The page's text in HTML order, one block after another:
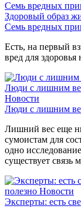
Семь вредных
Здоровый образ
Семь вредных
Есть, на первый
вред для здоровья
Люди с лишним
Новости
Люди с лишним
Лишний вес еще
сумоистам для
одно
существует
полезно Новости
Эксперты: есть